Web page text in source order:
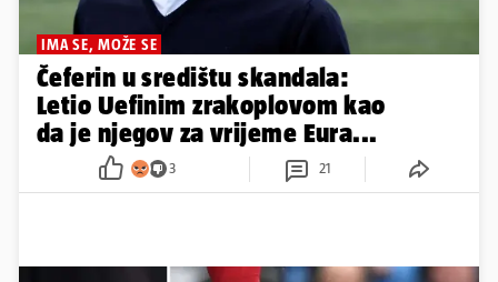
IMA SE, MOŽE SE
Čeferin u središtu skandala:
Letio Uefinim zrakoplovom kao
da je njegov za vrijeme Eura...
3 21